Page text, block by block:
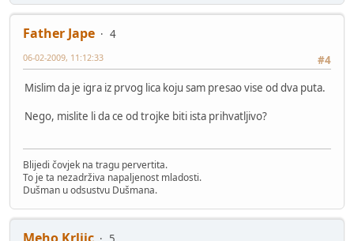
Father Jape
4
#4
06-02-2009, 11:12:33
Mislim da je igra iz prvog lica koju sam presao vise od dva puta.
Nego, mislite li da ce od trojke biti ista prihvatljivo?
Blijedi čovjek na tragu pervertita.
To je ta nezadrživa napaljenost mladosti.
Dušman u odsustvu Dušmana.